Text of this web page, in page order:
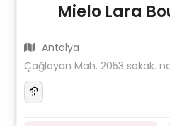
Mielo Lara
Antalya
Çağlayan Mah. 2053 sokak.